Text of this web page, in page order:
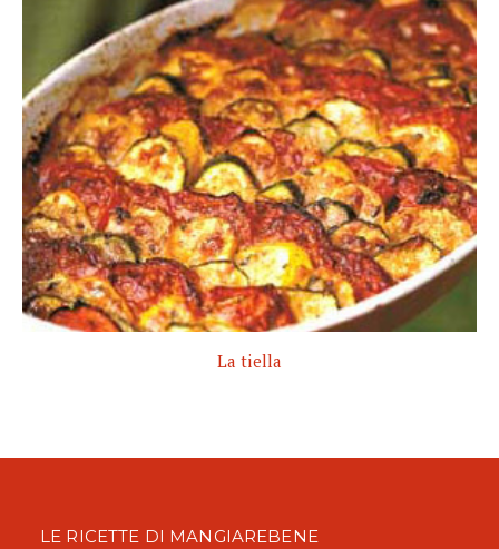
La tiella
LE RICETTE DI MANGIAREBENE